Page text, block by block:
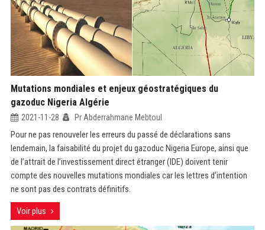
Mutations mondiales et enjeux géostratégiques du
gazoduc Nigeria Algérie
2021-11-28 Pr Abderrahmane Mebtoul
Pour ne pas renouveler les erreurs du passé de déclarations sans
lendemain, la faisabilité du projet du gazoduc Nigeria Europe, ainsi que
de l’attrait de l’investissement direct étranger (IDE) doivent tenir
compte des nouvelles mutations mondiales car les lettres d’intention
ne sont pas des contrats définitifs.
Voir plus